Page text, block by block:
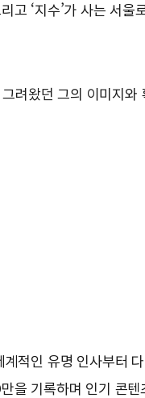
고 ‘지수’가 사는 서
려왔던 그의 이미지
적인 유명 인사부터
을 기록하며 인기 콘텐